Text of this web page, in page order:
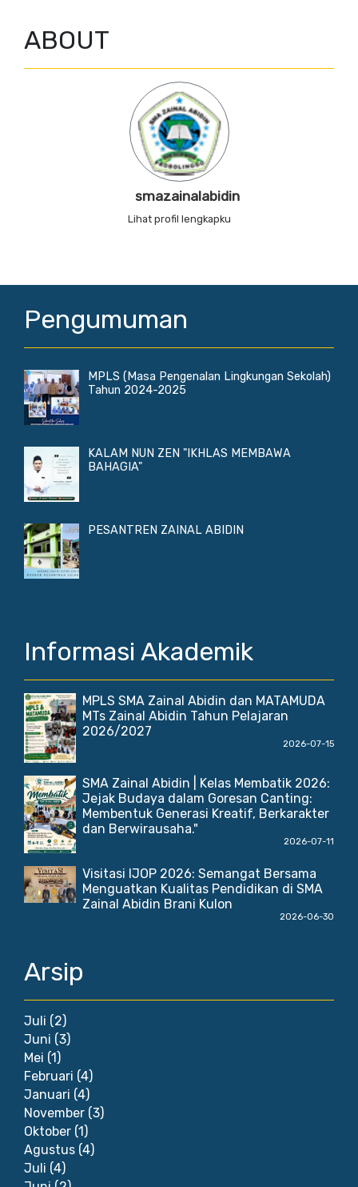
ABOUT
smazainalabidin
Lihat profil lengkapku
Pengumuman
MPLS (Masa Pengenalan Lingkungan Sekolah)
Tahun 2024-2025
KALAM NUN ZEN "IKHLAS MEMBAWA
BAHAGIA"
PESANTREN ZAINAL ABIDIN
Informasi Akademik
MPLS SMA Zainal Abidin dan MATAMUDA
MTs Zainal Abidin Tahun Pelajaran
2026/2027
2026-07-15
SMA Zainal Abidin | Kelas Membatik 2026:
Jejak Budaya dalam Goresan Canting:
Membentuk Generasi Kreatif, Berkarakter
dan Berwirausaha."
2026-07-11
Visitasi IJOP 2026: Semangat Bersama
Menguatkan Kualitas Pendidikan di SMA
Zainal Abidin Brani Kulon
2026-06-30
Arsip
Juli (2)
Juni (3)
Mei (1)
Februari (4)
Januari (4)
November (3)
Oktober (1)
Agustus (4)
Juli (4)